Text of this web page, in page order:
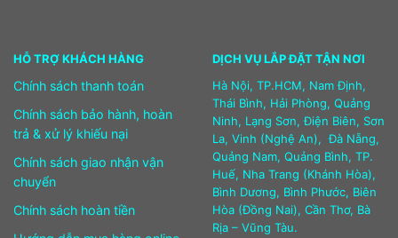
HỖ TRỢ KHÁCH HÀNG
Chính sách thanh toán
Chính sách bảo hành, hoàn
trả & xử lý khiếu nại
Chính sách giao nhận vận
chuyển
Chính sách hoàn tiền
DỊCH VỤ LẮP ĐẶT TẬN NƠI
Hà Nội, TP.HCM, Nam Định,
Thái Bình, Hải Phòng, Quảng
Ninh, Lạng Sơn, Điện Biên, Sơn
La, Vinh (Nghệ An), Đà Nẵng,
Quảng Nam, Quảng Bình, TP.
Huế, Nha Trang (Khánh Hòa),
Bình Dương, Bình Phước, Biên
Hòa (Đồng Nai), Cần Thơ, Bà
Rịa – Vũng Tàu.